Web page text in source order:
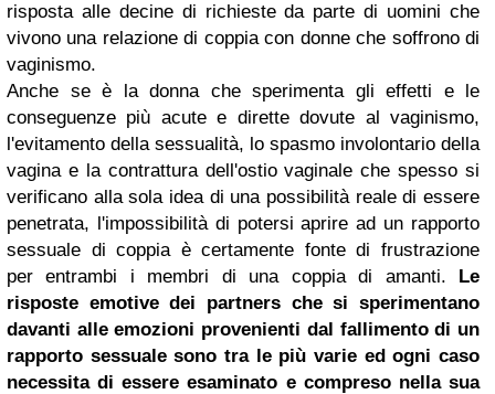
risposta alle decine di richieste da parte di uomini che
vivono una relazione di coppia con donne che soffrono di
vaginismo.
Anche se è la donna che sperimenta gli effetti e le
conseguenze più acute e dirette dovute al vaginismo,
l'evitamento della sessualità, lo spasmo involontario della
vagina e la contrattura dell'ostio vaginale che spesso si
verificano alla sola idea di una possibilità reale di essere
penetrata, l'impossibilità di potersi aprire ad un rapporto
sessuale di coppia è certamente fonte di frustrazione
per entrambi i membri di una coppia di amanti. Le
risposte emotive dei partners che si sperimentano
davanti alle emozioni provenienti dal fallimento di un
rapporto sessuale sono tra le più varie ed ogni caso
necessita di essere esaminato e compreso nella sua